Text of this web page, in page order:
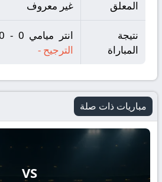
المعلق غير معروف
نتيجة
المباراة
انتر ميامي 0 - 0 سينسيناتي
الترجيح -
مباريات ذات صلة
VS